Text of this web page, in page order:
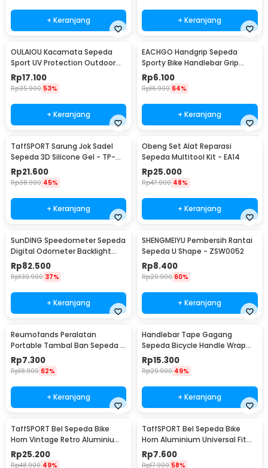
+ Keranjang + Keranjang
OULAIOU Kacamata Sepeda
Sport UV Protection Outdoor
Cycling Sunglasses - AJ1
Rp17.100
Rp35.900 53%
+ Keranjang
EACHGO Handgrip Sepeda
Sporty Bike Handlebar Grip
Silicone 1 Pair - STD
Rp6.100
Rp16.900 64%
+ Keranjang
TaffSPORT Sarung Jok Sadel
Sepeda 3D Silicone Gel - TP-
ZT01
Rp21.600
Rp38.900 45%
+ Keranjang
Obeng Set Alat Reparasi
Sepeda Multitool Kit - EA14
Rp25.000
Rp47.900 48%
+ Keranjang
SunDING Speedometer Sepeda
Digital Odometer Backlight
LCD Waterproof - SD-563A
Rp82.500
Rp130.900 37%
+ Keranjang
SHENGMEIYU Pembersih Rantai
Sepeda U Shape - ZSW0052
Rp8.400
Rp20.900 60%
+ Keranjang
Reumofands Peralatan
Portable Tambal Ban Sepeda -
RM21388
Rp7.300
Rp18.900 62%
+ Keranjang
Handlebar Tape Gagang
Sepeda Bicycle Handle Wrap
2M 30mm 2 PCS - GH-081H
Rp15.300
Rp29.900 49%
+ Keranjang
TaffSPORT Bel Sepeda Bike
Horn Vintage Retro Aluminium
Alloy 85dB - CL-05
Rp25.200
Rp48.900 49%
TaffSPORT Bel Sepeda Bike
Horn Aluminium Universal Fit
85dB - CL-6
Rp7.600
Rp17.900 58%